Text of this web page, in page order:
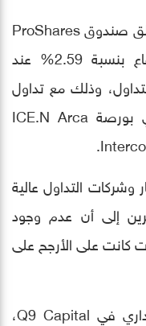
وفي وقت سابق من يوم الثلاثاء، أغلق صندوق ProShares
Bitcoin Strategy ETF على ارتفاع بنسبة 2.59% عند
التداول، وذلك مع تداول
أسهم بقيمة مليار دولار تقريبًا في بورصة ICE.N Arca
التداول عالية
إلى أن عدم وجود
كانت على الأرجح على
وقال (جيمس كوين) – الشريك الإداري في Q9 Capital،